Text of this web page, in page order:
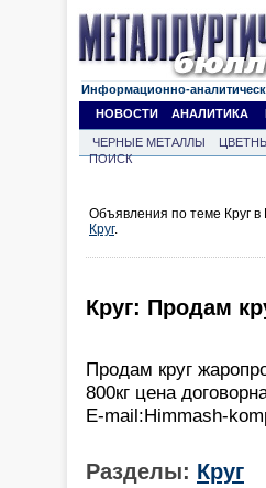
Информационно-
НОВОСТИ
АНАЛИТИКА
ЧЕРНЫЕ МЕТАЛЛЫ
ПОИСК
Объявления по теме Круг
Круг.
Круг: Продам
Продам круг
800кг цена
E-mail:Himmash-
Разделы: Круг